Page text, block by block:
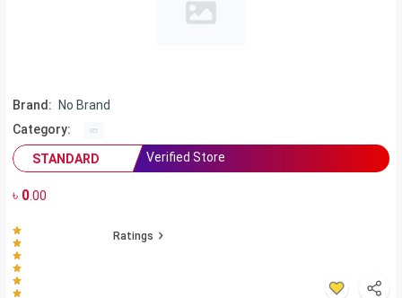
Brand:
No Brand
Category:
STANDARD
Verified Store
৳ 0.00
Ratings